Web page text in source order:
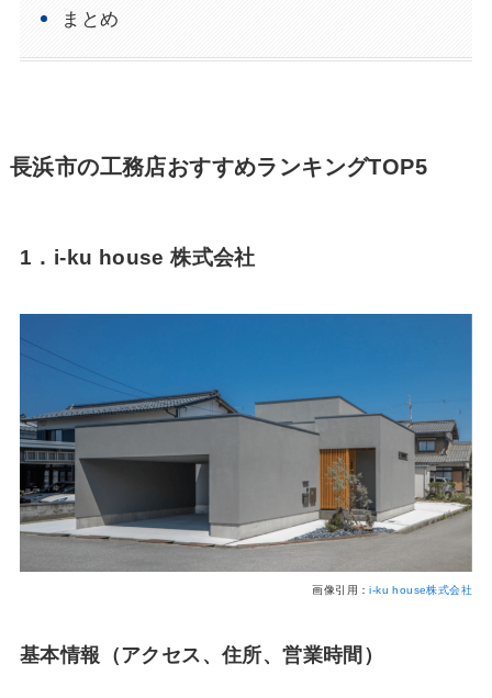
まとめ
長浜市の工務店おすすめランキングTOP5
1．i-ku house 株式会社
画像引用：i-ku house株式会社
基本情報（アクセス、住所、営業時間）